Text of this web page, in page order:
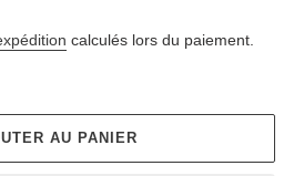
calculés lors du paiement.
AU PANIER